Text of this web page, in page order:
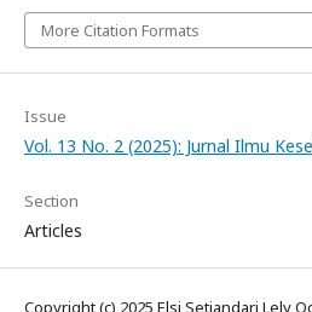
More Citation Formats
Issue
Vol. 13 No. 2 (2025): Jurnal Ilmu
Section
Articles